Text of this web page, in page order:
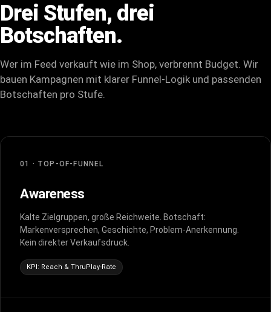
Drei Stufen, drei
Botschaften.
Wer im Feed verkauft wie im Shop, verbrennt Budget. Wir
bauen Kampagnen mit klarer Funnel-Logik und passenden
Botschaften pro Stufe.
01 · TOP-OF-FUNNEL
Awareness
Kalte Zielgruppen, große Reichweite. Botschaft:
Markenversprechen, Geschichte, Problem-Anerkennung.
Kein direkter Verkaufsdruck.
KPI: Reach & ThruPlay-Rate